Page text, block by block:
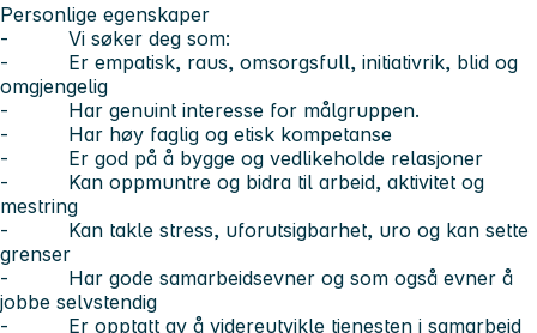
Personlige egenskaper
- Vi søker deg som:
- Er empatisk, raus, omsorgsfull, initiativrik, blid og
omgjengelig
- Har genuint interesse for målgruppen.
- Har høy faglig og etisk kompetanse
- Er god på å bygge og vedlikeholde relasjoner
- Kan oppmuntre og bidra til arbeid, aktivitet og
mestring
- Kan takle stress, uforutsigbarhet, uro og kan sette
grenser
- Har gode samarbeidsevner og som også evner å
jobbe selvstendig
- Er opptatt av å videreutvikle tjenesten i samarbeid